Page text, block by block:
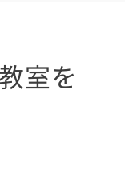
室を